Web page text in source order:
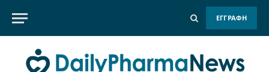
ΕΓΓΡΑΦΗ